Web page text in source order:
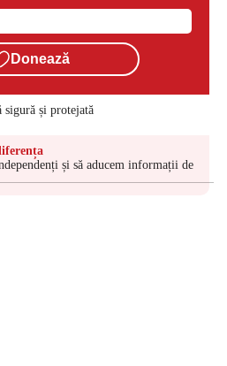
Donează
sigură și protejată
și să aducem informații de